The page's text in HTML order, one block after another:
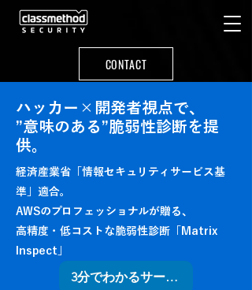
CONTACT
ハッカー×開発者視点で、
”意味のある”脆弱性診断を提
供。
経済産業省「情報セキュリティサービス基
準」適合。
AWSのプロフェッショナルが贈る、
高精度・低コストな脆弱性診断「Matrix
Inspect」
3分でわかるサービス資料をダウ